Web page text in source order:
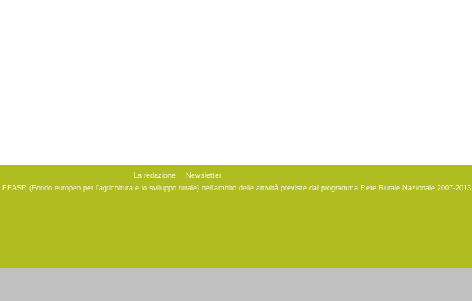
La redazione
Newsletter
(Fondo europeo per l'agricoltura e lo sviluppo rurale) nell'ambito delle attività previste dal programma Rete Rurale Nazionale 2007-2013